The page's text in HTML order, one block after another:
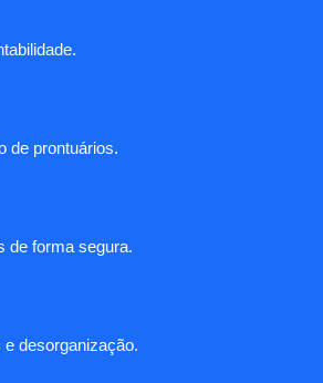
de prontuários.
de forma segura.
desorganização.